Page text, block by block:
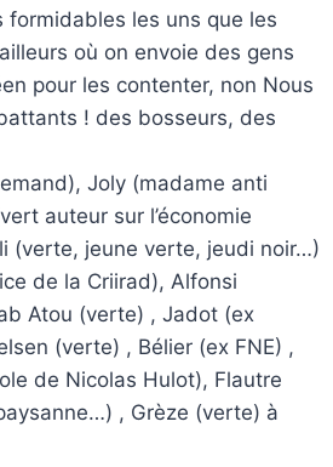
formidables les uns que les
où on envoie des gens
pour les contenter, non Nous
! des bosseurs, des
Joly (madame anti
auteur sur l’économie
(verte, jeune verte, jeudi noir…)
de la Criirad), Alfonsi
Atou (verte) , Jadot (ex
(verte) , Bélier (ex FNE) ,
de Nicolas Hulot), Flautre
, Grèze (verte) à